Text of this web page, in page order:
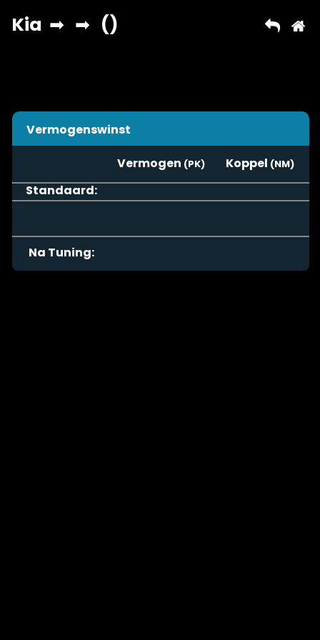
Vermogenswinst
Vermogen
Koppel
Standaard:
Na Tuning: